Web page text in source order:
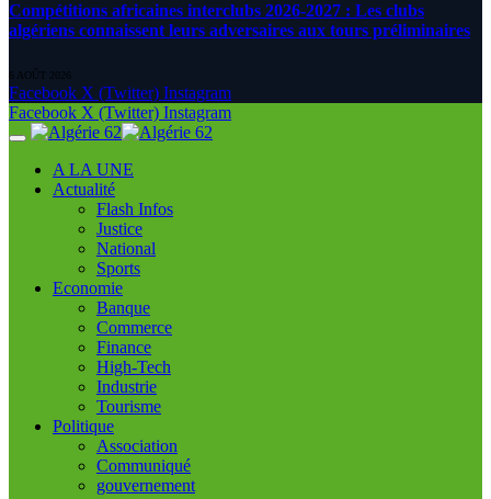
Compétitions africaines interclubs 2026-2027 : Les clubs
algériens connaissent leurs adversaires aux tours préliminaires
6 AOÛT 2026
Facebook X (Twitter) Instagram
Facebook X (Twitter) Instagram
A LA UNE
Actualité
Flash Infos
Justice
National
Sports
Economie
Banque
Commerce
Finance
High-Tech
Industrie
Tourisme
Politique
Association
Communiqué
gouvernement